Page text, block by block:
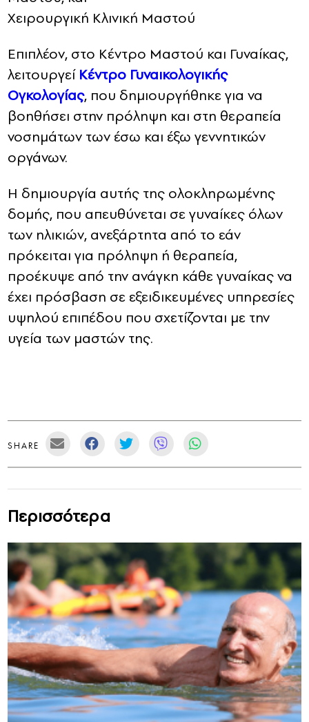
Χειρουργική Κλινική Μαστού
Επιπλέον, στο Κέντρο Μαστού και Γυναίκας,
λειτουργεί Κέντρο Γυναικολογικής
Ογκολογίας, που δημιουργήθηκε για να
βοηθήσει στην πρόληψη και στη θεραπεία
νοσημάτων των έσω και έξω γεννητικών
οργάνων.
Η δημιουργία αυτής της ολοκληρωμένης
δομής, που απευθύνεται σε γυναίκες όλων
των ηλικιών, ανεξάρτητα από το εάν
πρόκειται για πρόληψη ή θεραπεία,
προέκυψε από την ανάγκη κάθε γυναίκας να
έχει πρόσβαση σε εξειδικευμένες υπηρεσίες
υψηλού επιπέδου που σχετίζονται με την
υγεία των μαστών της.
SHARE
Περισσότερα